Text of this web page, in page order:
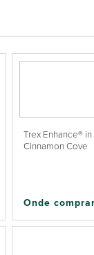
Trex Enhance® in
Cinnamon Cove
Onde comprar